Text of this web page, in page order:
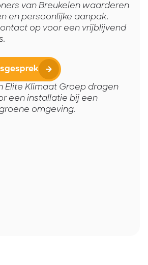
van Breukelen waarderen
en persoonlijke aanpak.
op voor een vrijblijvend